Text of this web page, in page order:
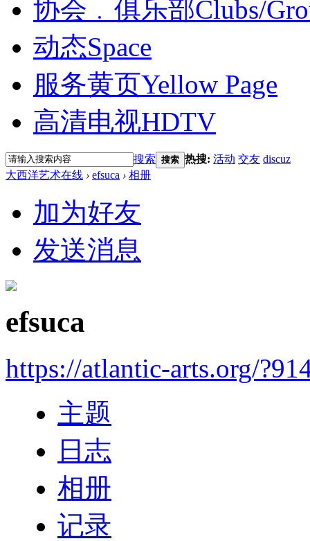
协会﹒俱乐部Clubs/
动态Space
服务黄页Yellow Page
高清电视HDTV
搜索 搜索 热搜: 活动 交友 discuz
大西洋艺术在线 › efsuca › 相册
加为好友
发送消息
efsuca
https://atlantic-arts.org/
主题
日志
相册
记录